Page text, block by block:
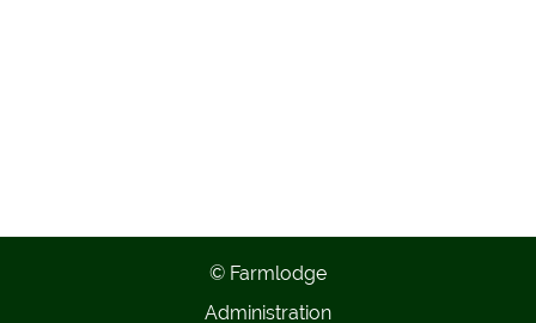
© Farmlodge
Administration